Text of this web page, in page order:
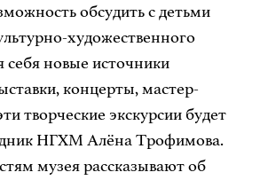
обсудить с детьми
художественного
себя новые источники
концерты, мастер-
творческие экскурсии будет
НГХМ Алёна Трофимова.
музея рассказывают об